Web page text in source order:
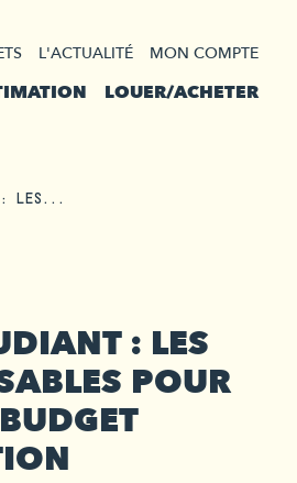
L'ACTUALITÉ MON COMPTE
LOUER/ACHETER
: LES...
: LES
POUR